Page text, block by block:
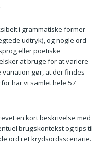
i grammatiske former
udtryk), og nogle ord
eller poetiske
at bruge for at variere
gør, at der findes
har vi samlet hele 57
en kort beskrivelse med
brugskontekst og tips til
ord i et krydsordsscenarie.